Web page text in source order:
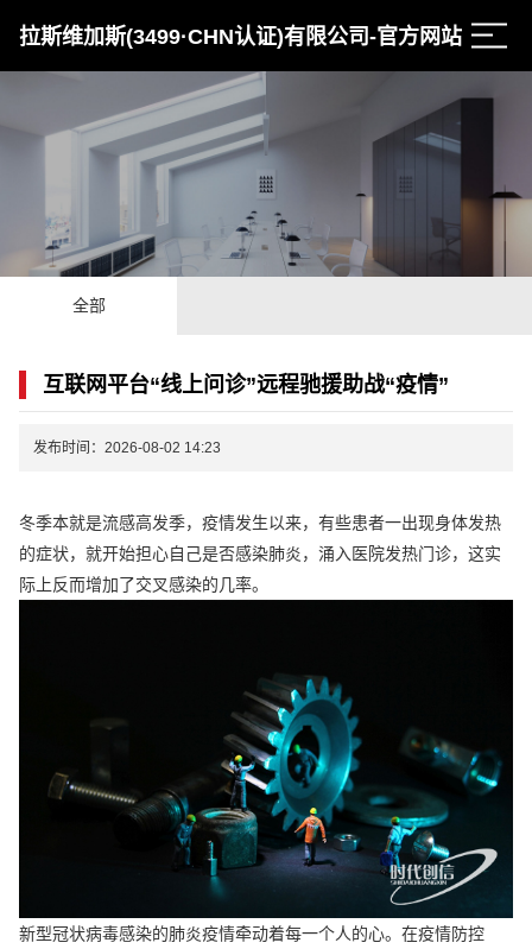
拉斯维加斯(3499·CHN认证)有限公司-官方网站
全部
互联网平台“线上问诊”远程驰援助战“疫情”
发布时间：2026-08-02 14:23
冬季本就是流感高发季，疫情发生以来，有些患者一出现身体发热
的症状，就开始担心自己是否感染肺炎，涌入医院发热门诊，这实
际上反而增加了交叉感染的几率。
新型冠状病毒感染的肺炎疫情牵动着每一个人的心。在疫情防控